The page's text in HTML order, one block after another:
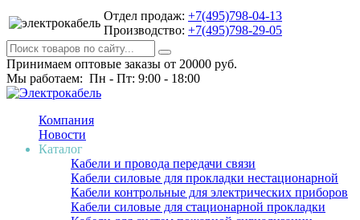
Отдел продаж: +7(495)798-04-13
Производство: +7(495)798-29-05
Принимаем оптовые заказы от 20000 руб.
Мы работаем: Пн - Пт: 9:00 - 18:00
Компания
Новости
Каталог
Кабели и провода передачи связи
Кабели силовые для прокладки нестационарной
Кабели контрольные для электрических приборов
Кабели силовые для стационарной прокладки